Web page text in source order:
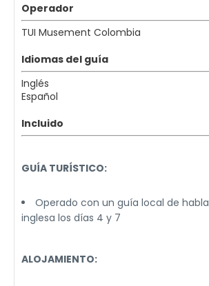
Operador
TUI Musement Colombia
Idiomas del guía
Inglés
Español
Incluido
GUÍA TURÍSTICO:
Operado con un guía local de
inglesa los días 4 y 7
ALOJAMIENTO: